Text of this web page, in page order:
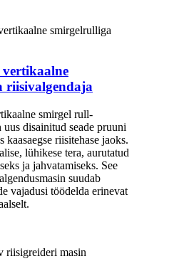
riisivalgendaja
smirgel rull-
disainitud seade pruuni
kaasaegse riisitehase jaoks.
lühikese tera, aurutatud
ja jahvatamiseks. See
suudab
vajadusi töödelda erinevat